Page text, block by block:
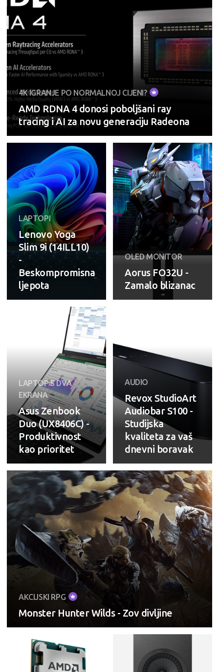
4K IGRANJE PO NORMALNOJ CIJENI?
AMD RDNA 4 donosi poboljšani ray
tracing i AI za novu generaciju Radeona
LAPTOPI
Lenovo Yoga
Slim 9i (14ILL10)
-
Beskompromisna
ljepota
OLED MONITOR
Aorus FO32U -
Zamalo blizanac
LAPTOP S DVA
EKRANA
Asus Zenbook
Duo (UX8406C) -
Produktivnost
kao prioritet
AUDIO
Revox StudioArt
Audiobar S100 -
Studijska
kvaliteta za vaš
dnevni boravak
AKCIJSKI RPG
Monster Hunter Wilds - Zov divljine